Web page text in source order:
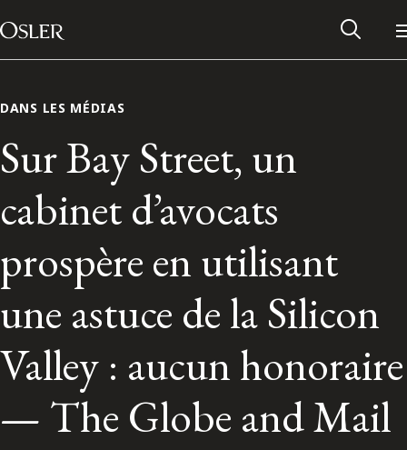
Passer au contenu
Main Navigation
Contactez-nous
ENGLISH
DANS LES MÉDIAS
Sur Bay Street, un
cabinet d’avocats
prospère en utilisant
une astuce de la Silicon
Valley : aucun honoraire
— The Globe and Mail